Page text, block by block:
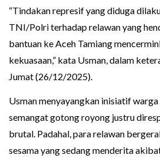
“Tindakan represif yang diduga
TNI/Polri terhadap relawan yang
bantuan ke Aceh Tamiang
kekuasaan,” kata Usman, dalam
Jumat (26/12/2025).
Usman menyayangkan inisiatif
semangat gotong royong justru
brutal. Padahal, para relawan
sesama yang sedang menderita